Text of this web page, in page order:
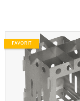
FAVORIT